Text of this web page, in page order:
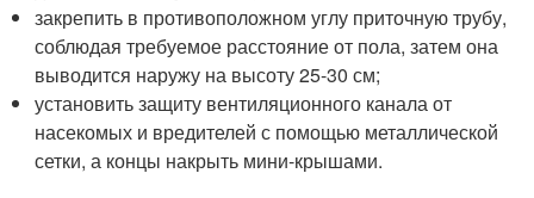
закрепить в противоположном углу приточную трубу,
соблюдая требуемое расстояние от пола, затем она
выводится наружу на высоту 25-30 см;
установить защиту вентиляционного канала от
насекомых и вредителей с помощью металлической
сетки, а концы накрыть мини-крышами.